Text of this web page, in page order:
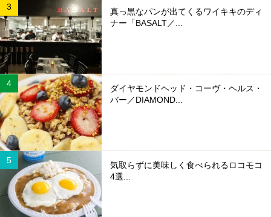
真っ黒なパンが出てくるワイキキのディ
ナー「BASALT／...
ダイヤモンドヘッド・コーヴ・ヘルス・
バー／DIAMOND...
気取らずに美味しく食べられるロコモコ
4選...